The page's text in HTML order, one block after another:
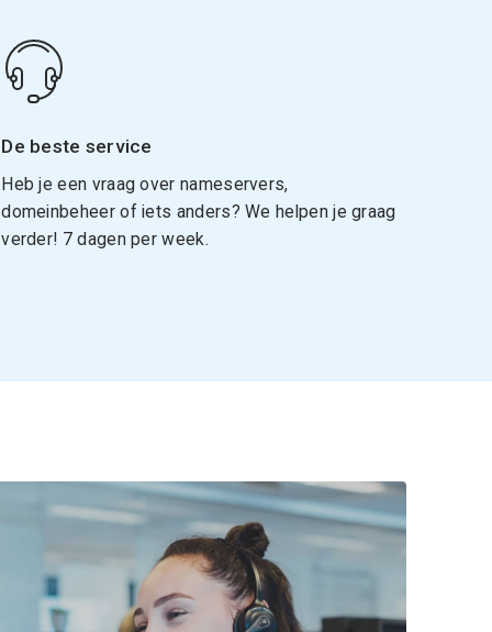
De beste service
Heb je een vraag over nameservers,
domeinbeheer of iets anders? We helpen je graag
verder! 7 dagen per week.